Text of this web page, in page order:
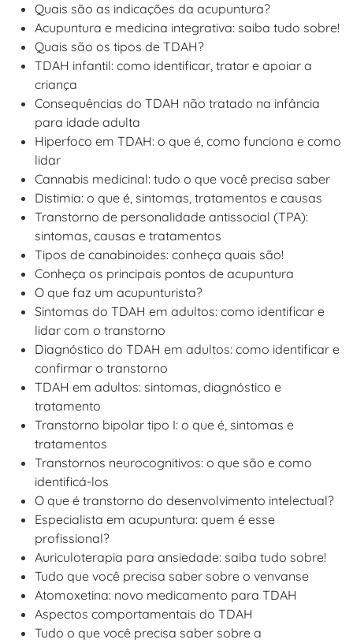
Quais são as indicações da acupuntura?
Acupuntura e medicina integrativa: saiba tudo sobre!
Quais são os tipos de TDAH?
TDAH infantil: como identificar, tratar e apoiar a
criança
Consequências do TDAH não tratado na infância
para idade adulta
Hiperfoco em TDAH: o que é, como funciona e como
lidar
Cannabis medicinal: tudo o que você precisa saber
Distimia: o que é, sintomas, tratamentos e causas
Transtorno de personalidade antissocial (TPA):
sintomas, causas e tratamentos
Tipos de canabinoides: conheça quais são!
Conheça os principais pontos de acupuntura
O que faz um acupunturista?
Sintomas do TDAH em adultos: como identificar e
lidar com o transtorno
Diagnóstico do TDAH em adultos: como identificar e
confirmar o transtorno
TDAH em adultos: sintomas, diagnóstico e
tratamento
Transtorno bipolar tipo I: o que é, sintomas e
tratamentos
Transtornos neurocognitivos: o que são e como
identificá-los
O que é transtorno do desenvolvimento intelectual?
Especialista em acupuntura: quem é esse
profissional?
Auriculoterapia para ansiedade: saiba tudo sobre!
Tudo que você precisa saber sobre o venvanse
Atomoxetina: novo medicamento para TDAH
Aspectos comportamentais do TDAH
Tudo o que você precisa saber sobre a